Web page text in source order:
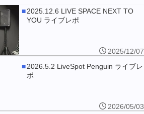
2025.12.6 LIVE SPACE NEXT TO
YOU ライブレポ
2025/12/07
2026.5.2 LiveSpot Penguin ライブレ
ポ
2026/05/03